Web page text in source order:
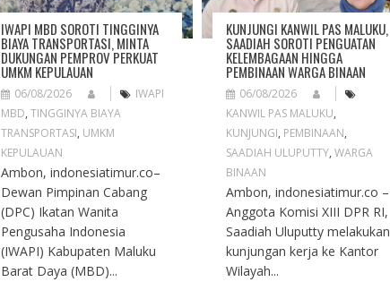
IWAPI MBD SOROTI TINGGINYA
BIAYA TRANSPORTASI, MINTA
DUKUNGAN PEMPROV PERKUAT
UMKM KEPULAUAN
06/08/2026
IWAPI
MBD,TINGGINYA BIAYA
TRANSPORTASI, UMKM
KEPULAUAN
Ambon, indonesiatimur.co–
Dewan Pimpinan Cabang
(DPC) Ikatan Wanita
Pengusaha Indonesia
(IWAPI) Kabupaten Maluku
Barat Daya (MBD)...
KUNJUNGI KANWIL PAS MALUKU,
SAADIAH SOROTI PENGUATAN
KELEMBAGAAN HINGGA
PEMBINAAN WARGA BINAAN
06/08/2026
KANWIL PAS MALUKU,
KUNJUNGI, PEMBINAAN,
SAADIAH ULUPUTTY,WARGA
BINAAN
Ambon, indonesiatimur.co –
Anggota Komisi XIII DPR RI,
Saadiah Uluputty melakukan
kunjungan kerja ke Kantor
Wilayah...